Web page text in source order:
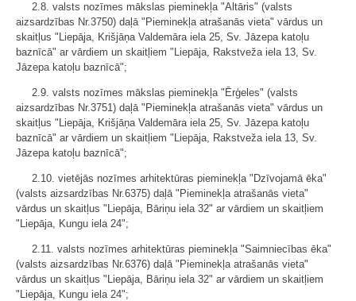
2.8. valsts nozīmes mākslas pieminekļa "Altāris" (valsts
aizsardzības Nr.3750) daļā "Pieminekļa atrašanās vieta" vārdus un
skaitļus "Liepāja, Krišjāņa Valdemāra iela 25, Sv. Jāzepa katoļu
baznīcā" ar vārdiem un skaitļiem "Liepāja, Rakstveža iela 13, Sv.
Jāzepa katoļu baznīcā";
2.9. valsts nozīmes mākslas pieminekļa "Ērģeles" (valsts
aizsardzības Nr.3751) daļā "Pieminekļa atrašanās vieta" vārdus un
skaitļus "Liepāja, Krišjāņa Valdemāra iela 25, Sv. Jāzepa katoļu
baznīcā" ar vārdiem un skaitļiem "Liepāja, Rakstveža iela 13, Sv.
Jāzepa katoļu baznīcā";
2.10. vietējās nozīmes arhitektūras pieminekļa "Dzīvojamā ēka"
(valsts aizsardzības Nr.6375) daļā "Pieminekļa atrašanās vieta"
vārdus un skaitļus "Liepāja, Bāriņu iela 32" ar vārdiem un skaitļiem
"Liepāja, Kungu iela 24";
2.11. valsts nozīmes arhitektūras pieminekļa "Saimniecības ēka"
(valsts aizsardzības Nr.6376) daļā "Pieminekļa atrašanās vieta"
vārdus un skaitļus "Liepāja, Bāriņu iela 32" ar vārdiem un skaitļiem
"Liepāja, Kungu iela 24";